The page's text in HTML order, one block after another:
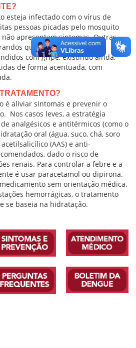
esteja infectado com o vírus de
pessoas picadas pelo mosquito
apresentam sintomas. Outras
que podem passar
com gripe, existindo ainda,
de forma acentuada, com
é aliviar sintomas e prevenir o
Nos casos leves, a estratégia
analgésicos e antitérmicos (como o
oral (água, suco, chá, soro
(AAS) e anti-
dado o risco de
renais. Para controlar a febre e a
é usar paracetamol ou dipirona.
sem orientação médica.
hemorrágicas, o tratamento
se baseia na hidratação.